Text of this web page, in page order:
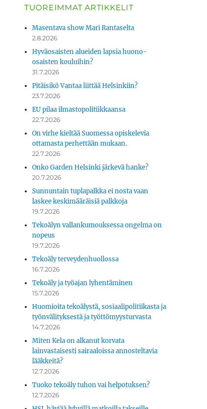
TUOREIMMAT ARTIKKELIT
Masentava show Mari Rantaselta
2.8.2026
Hyväosaisten alueiden lapsia huono-
osaisten kouluihin?
31.7.2026
Pitäisikö Vantaa liittää Helsinkiin?
23.7.2026
EU pilaa ilmastopolitiikkaansa
22.7.2026
On virhe kieltää Suomessa opiskelevia
ottamasta perhettään mukaan.
22.7.2026
Onko Garden Helsinki järkevä hanke?
20.7.2026
Sunnuntain tuplapalkka ei nosta vaan
laskee keskimääräisiä palkkoja
19.7.2026
Tekoälyn vallankumouksessa ongelma on
nopeus
19.7.2026
Tekoäly terveydenhuollossa
16.7.2026
Tekoäly ja työajan lyhentäminen
15.7.2026
Huomioita tekoälystä, sosiaalipolitiikasta ja
työnvälityksestä ja työttömyysturvasta
14.7.2026
Miten Kela on alkanut korvata
lainvastaisesti sairaaloissa annosteltavia
lääkkeitä?
12.7.2026
Tuoko tekoäly tuhon vai helpotuksen?
12.7.2026